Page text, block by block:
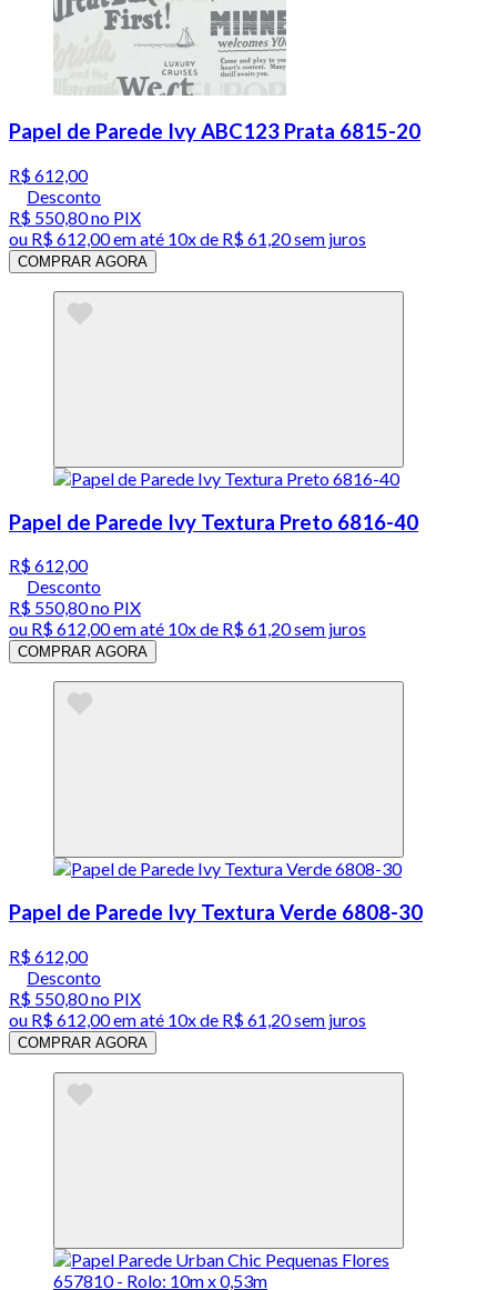
Papel de Parede Ivy ABC123 Prata 6815-20
R$ 612,00
Desconto
R$ 550,80no PIX
ou R$ 612,00em até 10x de R$ 61,20 sem juros
COMPRAR AGORA
Papel de Parede Ivy Textura Preto 6816-40
R$ 612,00
Desconto
R$ 550,80no PIX
ou R$ 612,00em até 10x de R$ 61,20 sem juros
COMPRAR AGORA
Papel de Parede Ivy Textura Verde 6808-30
R$ 612,00
Desconto
R$ 550,80no PIX
ou R$ 612,00em até 10x de R$ 61,20 sem juros
COMPRAR AGORA